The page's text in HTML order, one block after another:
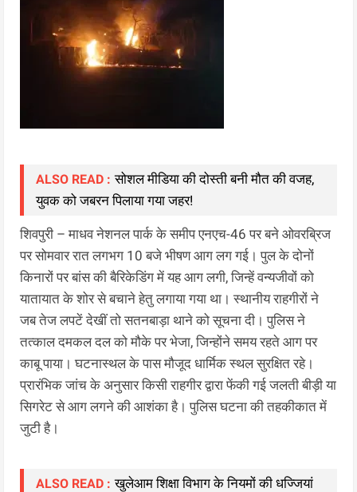
ALSO READ : सोशल मीडिया की दोस्ती बनी मौत की वजह,
युवक को जबरन पिलाया गया जहर!
शिवपुरी – माधव नेशनल पार्क के समीप एनएच-46 पर बने ओवरब्रिज
पर सोमवार रात लगभग 10 बजे भीषण आग लग गई। पुल के दोनों
किनारों पर बांस की बैरिकेडिंग में यह आग लगी, जिन्हें वन्यजीवों को
यातायात के शोर से बचाने हेतु लगाया गया था। स्थानीय राहगीरों ने
जब तेज लपटें देखीं तो सतनबाड़ा थाने को सूचना दी। पुलिस ने
तत्काल दमकल दल को मौके पर भेजा, जिन्होंने समय रहते आग पर
काबू पाया। घटनास्थल के पास मौजूद धार्मिक स्थल सुरक्षित रहे।
प्रारंभिक जांच के अनुसार किसी राहगीर द्वारा फेंकी गई जलती बीड़ी या
सिगरेट से आग लगने की आशंका है। पुलिस घटना की तहकीकात में
जुटी है।
ALSO READ : खुलेआम शिक्षा विभाग के नियमों की धज्जियां